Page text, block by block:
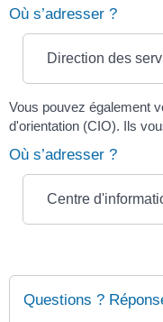
Où s’adresser ?
Direction des
Vous pouvez également
d'orientation (CIO). Ils
Où s’adresser ?
Centre
Questions ?